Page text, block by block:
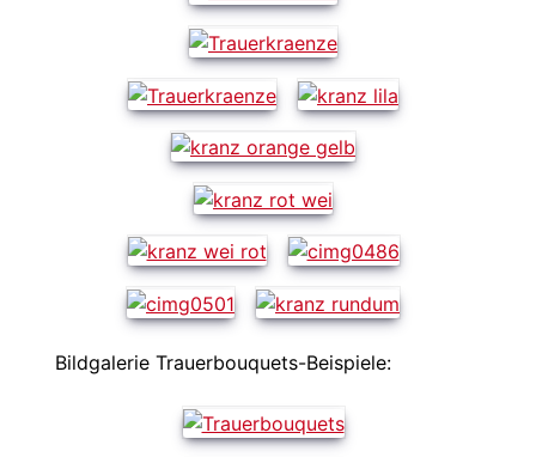
Bildgalerie Trauerbouquets-Beispiele: